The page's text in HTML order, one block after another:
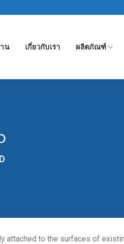
น เกี่ยวกับเรา ผลิตภัณฑ์
attached to the surfaces of